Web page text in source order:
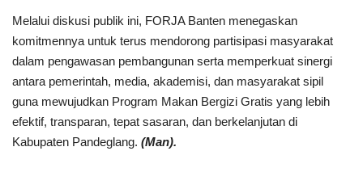
Melalui diskusi publik ini, FORJA Banten menegaskan
komitmennya untuk terus mendorong partisipasi masyarakat
dalam pengawasan pembangunan serta memperkuat sinergi
antara pemerintah, media, akademisi, dan masyarakat sipil
guna mewujudkan Program Makan Bergizi Gratis yang lebih
efektif, transparan, tepat sasaran, dan berkelanjutan di
Kabupaten Pandeglang. (Man).